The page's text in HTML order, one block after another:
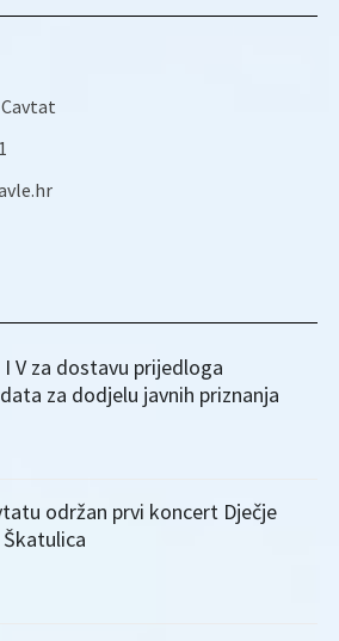
I V za dostavu prijedloga
za dodjelu javnih priznanja
održan prvi koncert Dječje